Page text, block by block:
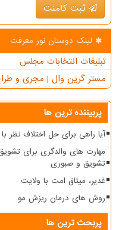
ثبت کامنت
لینک دوستان نور معرفت
تبلیغات انتخابات مجلس
مستر گرین وال | مجری و
پربیننده ترین ها
آیا راهی برای حل اختلاف نظر
مهارت های والدگری برای
تشویق و صبوری
غدیر، میثاق امت با ولایت
روش های درمان ریزش مو
پربحث ترین ها